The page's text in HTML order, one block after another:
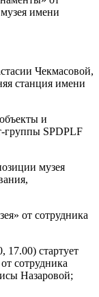
имени
Чекмасовой,
станция имени
и
группы SPDPLF
музея
от сотрудника
17.00) стартует
сотрудника
Назаровой;